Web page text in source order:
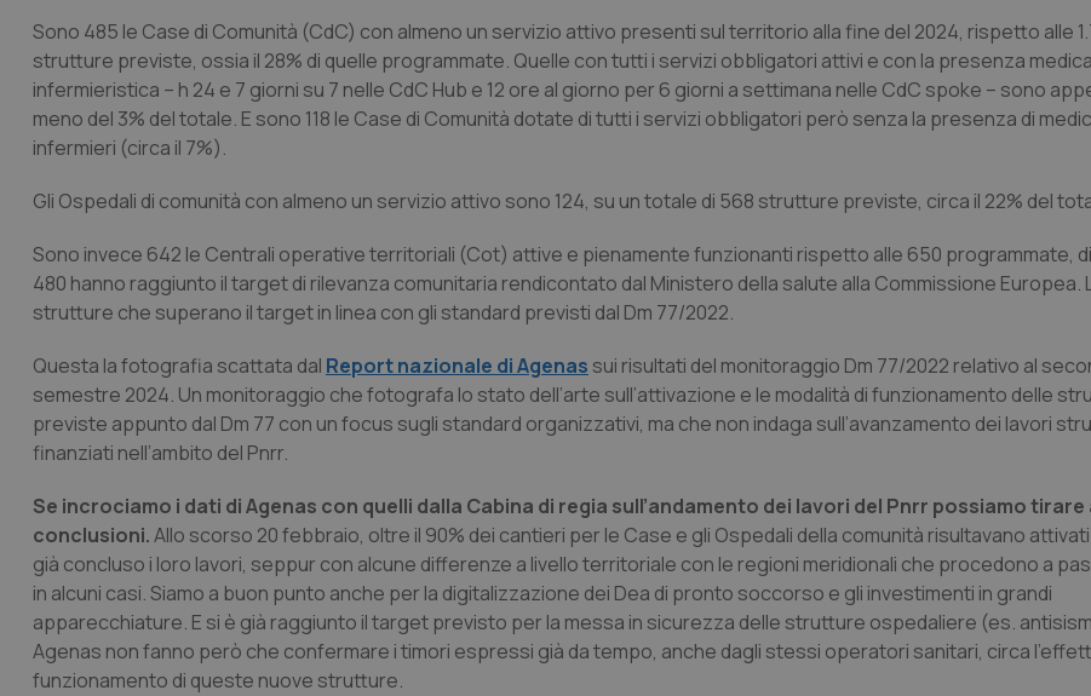
Sono 485 le Case di Comunità (CdC) con almeno un servizio attivo presenti sul territorio alla fine del 2024, rispetto alle
strutture previste, ossia il 28% di quelle programmate. Quelle con tutti i servizi obbligatori attivi e con la presenza
infermieristica – h 24 e 7 giorni su 7 nelle CdC Hub e 12 ore al giorno per 6 giorni a settimana nelle CdC spoke – sono
meno del 3% del totale. E sono 118 le Case di Comunità dotate di tutti i servizi obbligatori però senza la presenza di
infermieri (circa il 7%).
Gli Ospedali di comunità con almeno un servizio attivo sono 124, su un totale di 568 strutture previste, circa il 22% del
Sono invece 642 le Centrali operative territoriali (Cot) attive e pienamente funzionanti rispetto alle 650 programmate,
480 hanno raggiunto il target di rilevanza comunitaria rendicontato dal Ministero della salute alla Commissione Europea.
strutture che superano il target in linea con gli standard previsti dal Dm 77/2022.
Questa la fotografia scattata dal Report nazionale di Agenas sui risultati del monitoraggio Dm 77/2022 relativo al
semestre 2024. Un monitoraggio che fotografa lo stato dell’arte sull’attivazione e le modalità di funzionamento delle
previste appunto dal Dm 77 con un focus sugli standard organizzativi, ma che non indaga sull’avanzamento dei lavori
finanziati nell’ambito del Pnrr.
Se incrociamo i dati di Agenas con quelli dalla Cabina di regia sull’andamento dei lavori del Pnrr possiamo tirare
conclusioni.Allo scorso 20 febbraio, oltre il 90% dei cantieri per le Case e gli Ospedali della comunità risultavano
già concluso i loro lavori, seppur con alcune differenze a livello territoriale con le regioni meridionali che procedono a
in alcuni casi. Siamo a buon punto anche per la digitalizzazione dei Dea di pronto soccorso e gli investimenti in grandi
apparecchiature. E si è già raggiunto il target previsto per la messa in sicurezza delle strutture ospedaliere (es.
Agenas non fanno però che confermare i timori espressi già da tempo, anche dagli stessi operatori sanitari, circa
funzionamento di queste nuove strutture.